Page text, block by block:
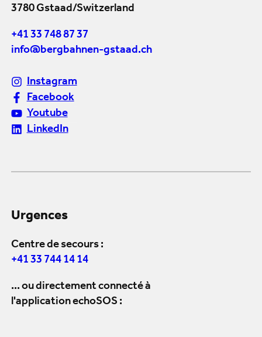
3780 Gstaad/Switzerland
+41 33 748 87 37
info@bergbahnen-gstaad.ch
Instagram
Facebook
Youtube
LinkedIn
Urgences
Centre de secours :
+41 33 744 14 14
... ou directement connecté à
l'application echoSOS :